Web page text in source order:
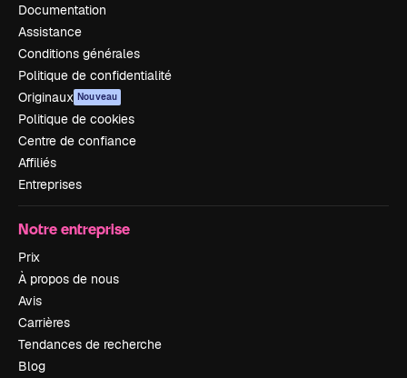
Documentation
Assistance
Conditions générales
Politique de confidentialité
Originaux Nouveau
Politique de cookies
Centre de confiance
Affiliés
Entreprises
Notre entreprise
Prix
À propos de nous
Avis
Carrières
Tendances de recherche
Blog